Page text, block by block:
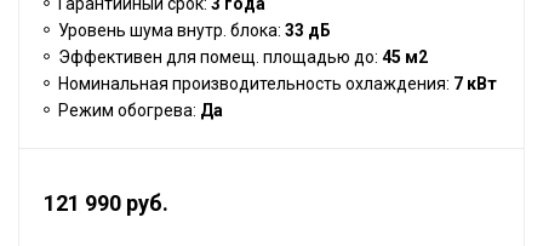
Гарантийный срок: 3 года
Уровень шума внутр. блока: 33 дБ
Эффективен для помещ. площадью до: 45 м2
Номинальная производительность охлаждения: 7 кВт
Режим обогрева: Да
121 990 руб.